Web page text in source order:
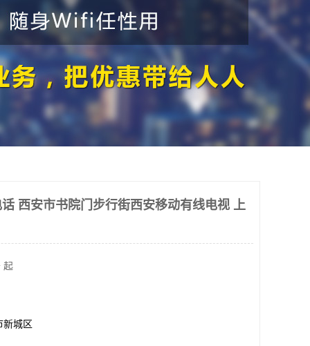
西安市书院门步行街西安移动有线电视 上
起
新城区